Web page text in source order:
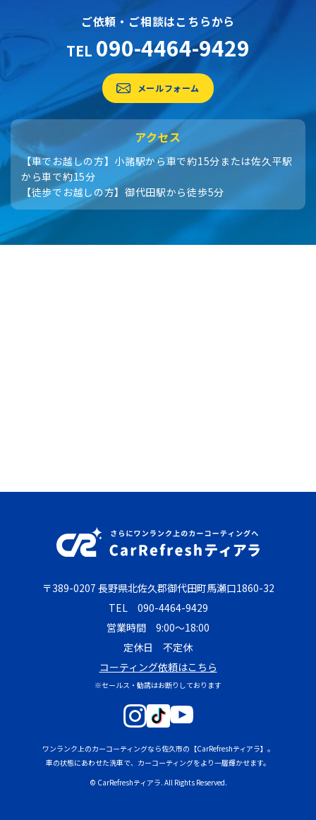
ご依頼・ご相談はこちらから
TEL 090-4464-9429
メールフォーム
アクセス
【車でお越しの方】小諸駅から車で約15分または佐久平駅
から車で約15分
【徒歩でお越しの方】御代田駅から徒歩5分
〒389-0207 長野県北佐久郡御代田町馬瀬口1860-32
TEL 090-4464-9429
営業時間 9:00～18:00
定休日 不定休
コーティング依頼はこちら
※セールス・勧誘はお断りしております
ワンランク上のカーコーティングなら佐久市の【CarRefreshティアラ】。
車の状態にあわせた洗車で、カーコーティングをより一層輝かせます。
© CarRefreshティアラ. All Rights Reserved.